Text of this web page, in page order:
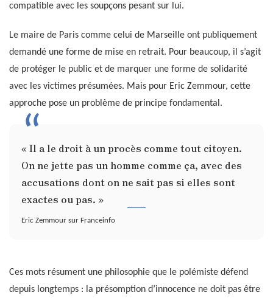
compatible avec les soupçons pesant sur lui.
Le maire de Paris comme celui de Marseille ont publiquement
demandé une forme de mise en retrait. Pour beaucoup, il s’agit
de protéger le public et de marquer une forme de solidarité
avec les victimes présumées. Mais pour Eric Zemmour, cette
approche pose un problème de principe fondamental.
« Il a le droit à un procès comme tout citoyen.
On ne jette pas un homme comme ça, avec des
accusations dont on ne sait pas si elles sont
exactes ou pas. »
Eric Zemmour sur Franceinfo
Ces mots résument une philosophie que le polémiste défend
depuis longtemps : la présomption d’innocence ne doit pas être